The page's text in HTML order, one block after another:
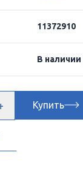
11372910
В наличии
Купить